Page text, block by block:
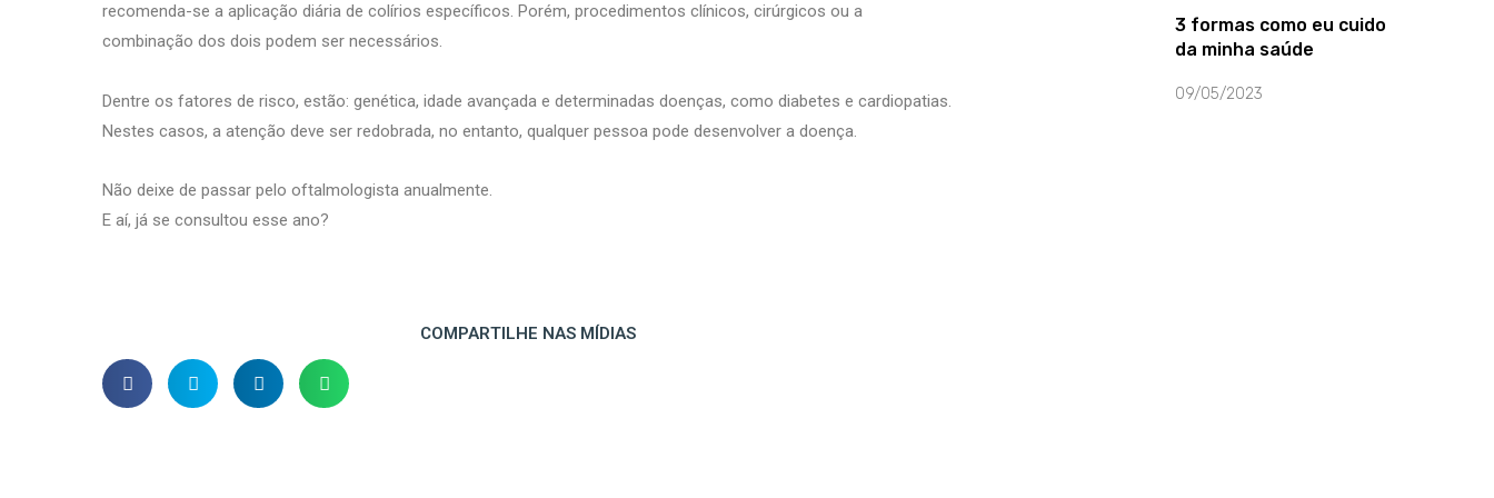
recomenda-se a aplicação diária de colírios específicos. Porém, procedimentos clínicos, cirúrgicos ou a
combinação dos dois podem ser necessários.
Dentre os fatores de risco, estão: genética, idade avançada e determinadas doenças, como diabetes e cardiopatias.
Nestes casos, a atenção deve ser redobrada, no entanto, qualquer pessoa pode desenvolver a doença.
Não deixe de passar pelo oftalmologista anualmente.
E aí, já se consultou esse ano?
COMPARTILHE NAS MÍDIAS
3 formas como eu cuido
da minha saúde
09/05/2023